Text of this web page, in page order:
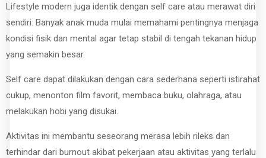
Lifestyle modern juga identik dengan self care atau merawat diri
sendiri. Banyak anak muda mulai memahami pentingnya menjaga
kondisi fisik dan mental agar tetap stabil di tengah tekanan hidup
yang semakin besar.
Self care dapat dilakukan dengan cara sederhana seperti istirahat
cukup, menonton film favorit, membaca buku, olahraga, atau
melakukan hobi yang disukai.
Aktivitas ini membantu seseorang merasa lebih rileks dan
terhindar dari burnout akibat pekerjaan atau aktivitas yang terlalu